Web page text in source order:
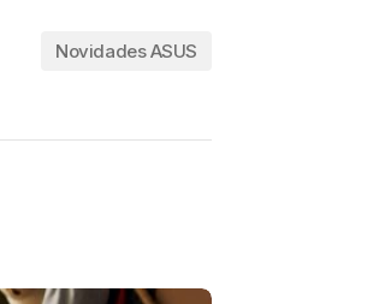
Novidades ASUS